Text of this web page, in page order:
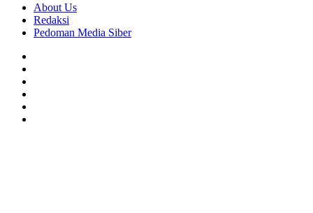
About Us
Redaksi
Pedoman Media Siber